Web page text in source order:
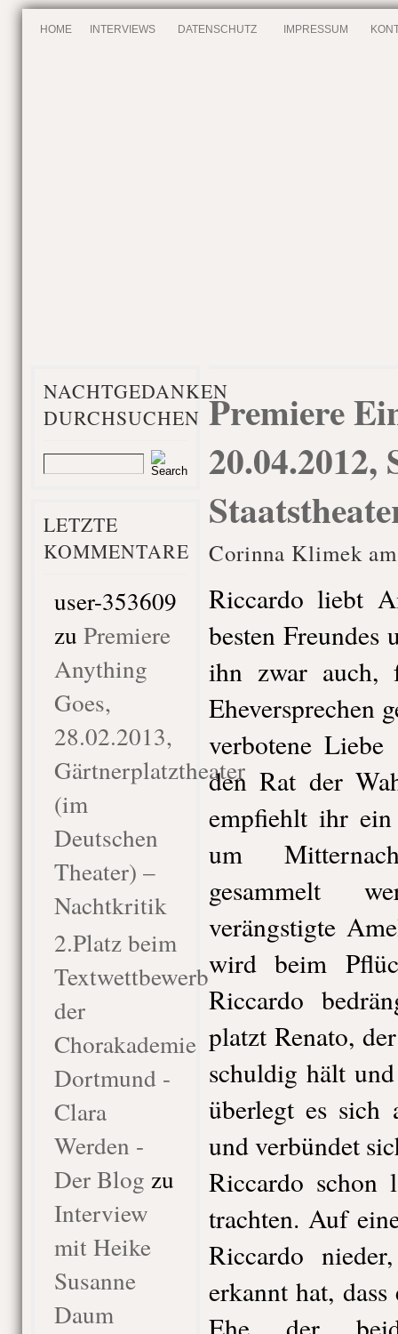
HOME INTERVIEWS DATENSCHUTZ IMPRESSUM
NACHTGEDANKEN
DURCHSUCHEN
LETZTE
KOMMENTARE
user-353609
zu Premiere
Anything
Goes,
28.02.2013,
Gärtnerplatztheater
(im
Deutschen
Theater) –
Nachtkritik
2.Platz beim
Textwettbewerb
der
Chorakademie
Dortmund -
Clara
Werden -
Der Blog zu
Interview
mit Heike
Susanne
Daum
Premiere
20.04.2012,
Corinna Klimek
Riccardo liebt
besten Freundes
ihn zwar auch,
Eheversprechen
verbotene Liebe
den Rat der
empfiehlt ihr ein
um
gesammelt
verängstigte
wird beim
Riccardo
platzt Renato,
schuldig hält
überlegt es sich
und verbündet
Riccardo schon
trachten. Auf
Riccardo
erkannt hat,